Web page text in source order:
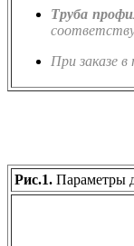
Труба
При заказе
Рис.1. Параметры